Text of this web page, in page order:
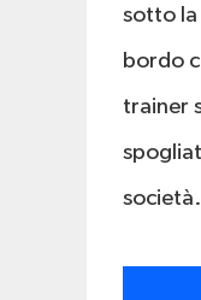
sotto la
bordo
trainer